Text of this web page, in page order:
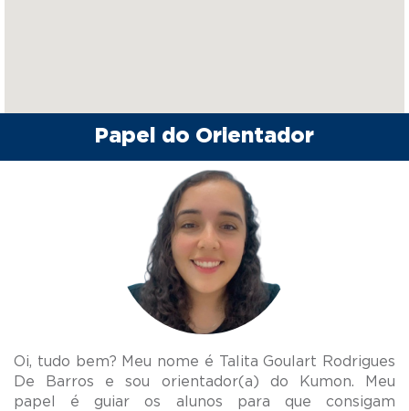
Papel do Orientador
Oi, tudo bem? Meu nome é Talita Goulart Rodrigues
De Barros e sou orientador(a) do Kumon. Meu
papel é guiar os alunos para que consigam